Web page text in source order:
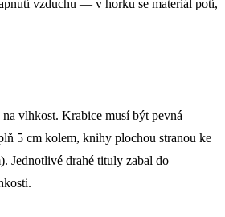
vzduchu — v horku se materiál potí,
vlhkost. Krabice musí být pevná
5 cm kolem, knihy plochou stranou ke
Jednotlivé drahé tituly zabal do